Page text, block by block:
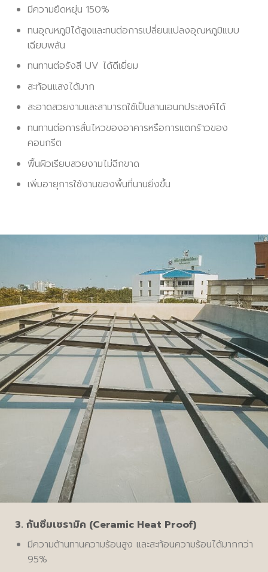
มีความยืดหยุ่น 150%
ทนอุณหภูมิได้สูงและทนต่อการเปลี่ยนแปลงอุณหภูมิแบบ
เฉียบพลัน
ทนทานต่อรังสี UV ได้ดีเยี่ยม
สะท้อนแสงได้มาก
สะอาดสวยงามและสามารถใช้เป็นลานเอนกประสงค์ได้
ทนทานต่อการสั่นไหวของอาคารหรือการแตกร้าวของ
คอนกรีต
พื้นผิวเรียบสวยงามไม่ฉีกขาด
เพิ่มอายุการใช้งานของพื้นที่นานยิ่งขึ้น
3. กันซึมเซรามิค (Ceramic Heat Proof)
มีความต้านทานความร้อนสูง และสะท้อนความร้อนได้มากกว่า
95%